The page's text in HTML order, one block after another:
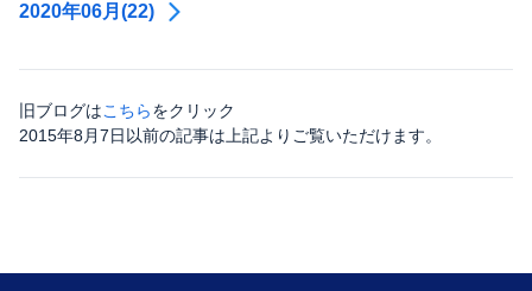
2020年06月(22)
旧ブログはこちらをクリック
2015年8月7日以前の記事は上記よりご覧いただけます。